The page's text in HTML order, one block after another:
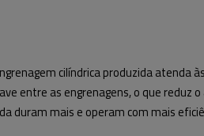
cilíndrica produzida
entre as engrenagens, o que reduz
duram mais e operam com mais